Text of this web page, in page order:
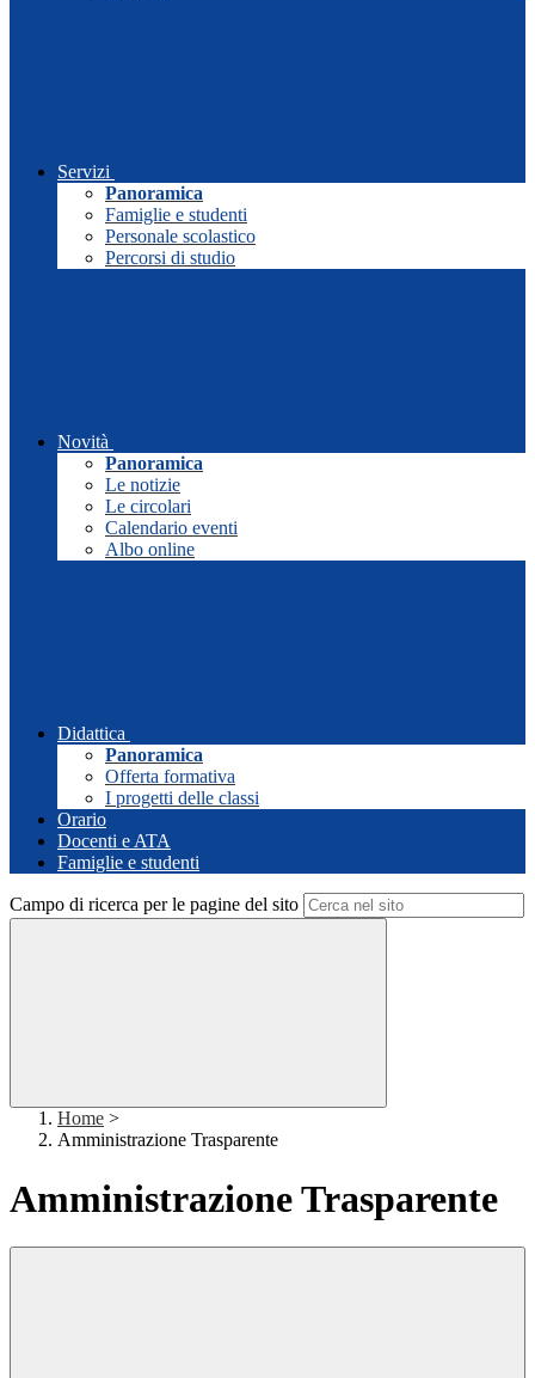
Servizi
Panoramica
Famiglie e studenti
Personale scolastico
Percorsi di studio
Novità
Panoramica
Le notizie
Le circolari
Calendario eventi
Albo online
Didattica
Panoramica
Offerta formativa
I progetti delle classi
Orario
Docenti e ATA
Famiglie e studenti
Campo di ricerca per le pagine del sito
Home >
Amministrazione Trasparente
Amministrazione Trasparente